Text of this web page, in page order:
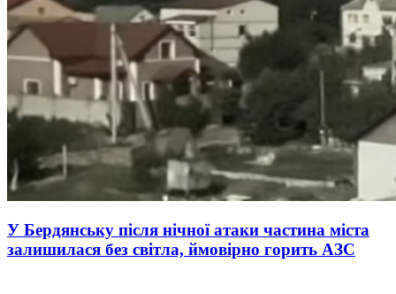
У Бердянську після нічної атаки частина міста
залишилася без світла, ймовірно горить АЗС